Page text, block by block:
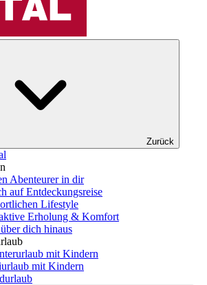
Zurück
Abenteurer in dir
auf Entdeckungsreise
Lifestyle
Erholung & Komfort
dich hinaus
mit Kindern
mit Kindern